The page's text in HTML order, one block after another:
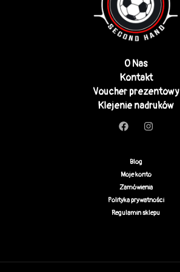
O Nas
Kontakt
Voucher prezentowy
Klejenie nadruków
Blog
Moje konto
Zamówienia
Polityka prywatności
Regulamin sklepu